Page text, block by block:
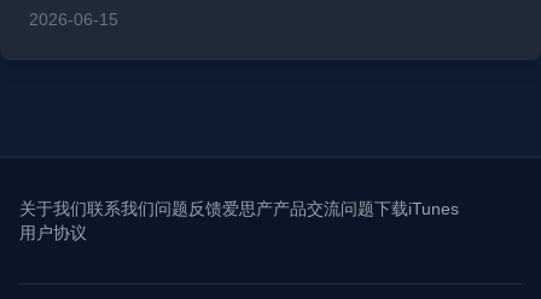
2026-06-15
关于我们联系我们问题反馈爱思产产品交流问题下载iTunes
用户协议